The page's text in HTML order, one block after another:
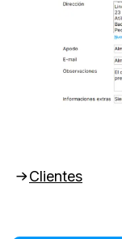
Clientes